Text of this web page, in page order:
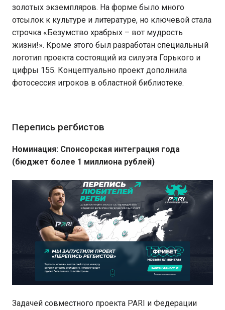
золотых экземпляров. На форме было много
отсылок к культуре и литературе, но ключевой стала
строчка «Безумство храбрых – вот мудрость
жизни!». Кроме этого был разработан специальный
логотип проекта состоящий из силуэта Горького и
цифры 155. Концептуально проект дополнила
фотосессия игроков в областной библиотеке.
Перепись регбистов
Номинация: Спонсорская интеграция года
(бюджет более 1 миллиона рублей)
Задачей совместного проекта PARI и Федерации